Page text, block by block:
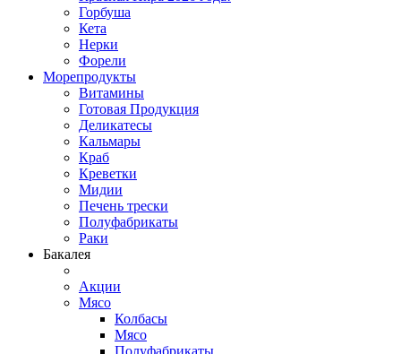
Горбуша
Кета
Нерки
Форели
Морепродукты
Витамины
Готовая Продукция
Деликатесы
Кальмары
Краб
Креветки
Мидии
Печень трески
Полуфабрикаты
Раки
Бакалея
Акции
Мясо
Колбасы
Мясо
Полуфабрикаты